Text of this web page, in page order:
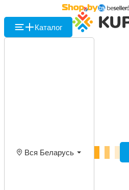
Каталог
Вся Беларусь